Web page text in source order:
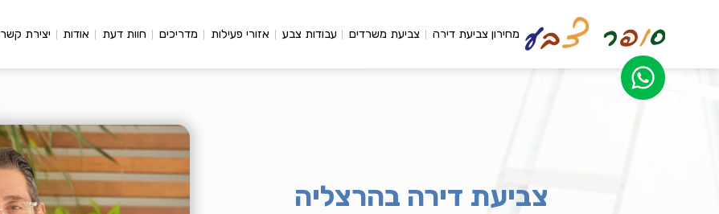
מחירון צביעת דירה צביעת משרדים עבודות צבע אזורי פעילות מדריכים חוות דעת אודות יצירת קשר
צביעת דירה בהרצליה